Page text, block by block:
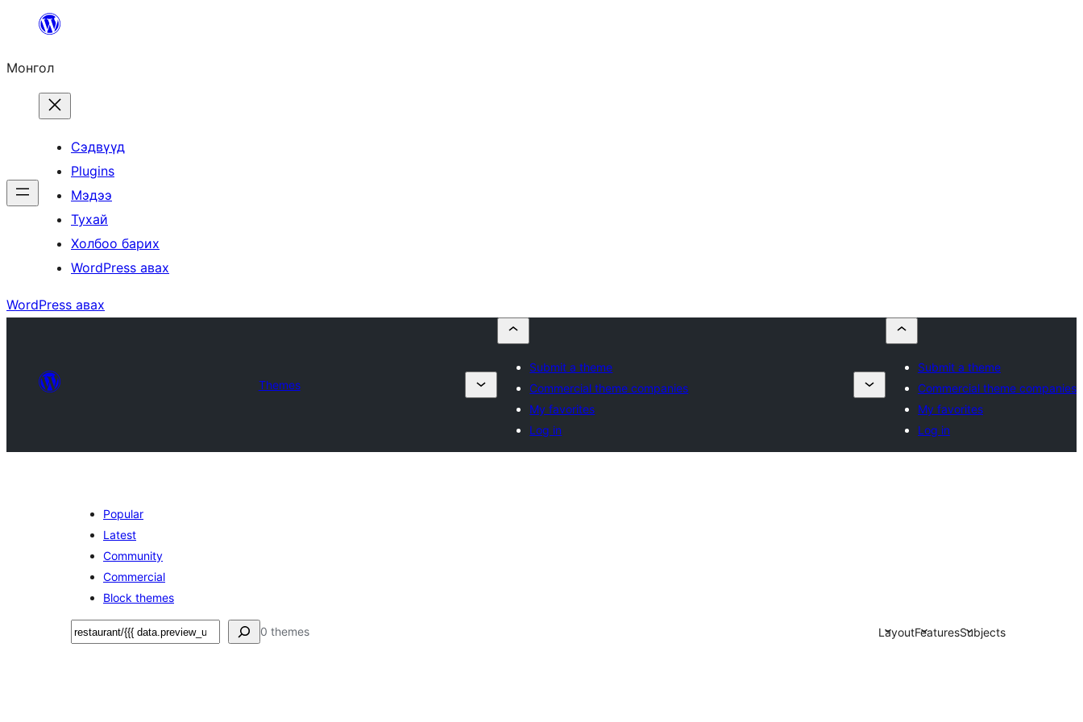
Агуулга
алгасах
Монгол
Сэдвүүд
Plugins
Мэдээ
Тухай
Холбоо барих
WordPress авах
WordPress авах
Themes
Submit a theme
Commercial theme companies
My favorites
Log in
Submit a theme
Commercial theme companies
My favorites
Log in
Popular
Latest
Community
Commercial
Block themes
Хайх 0 themes LayoutFeaturesSubjects